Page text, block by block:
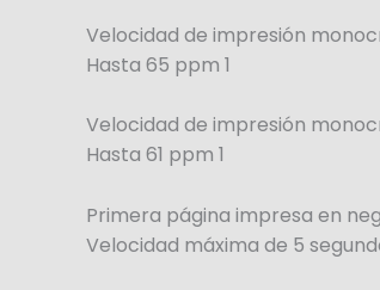
Velocidad de impresión
Hasta 65 ppm 1
Velocidad de impresión
Hasta 61 ppm 1
Primera página impresa en
Velocidad máxima de 5